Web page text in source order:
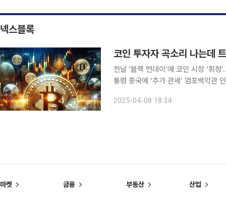
넥스블록
코인 투자자 곡소리 나는데
전날 ‘블랙 먼데이’에 코인 시장 ‘휘
통령 중국에 ‘추가 관세’ 엄포백악관
상자산 시장과 아시아 증시를 뒤흔들
2025-04-08 18:34
마켓 금융 부동산 산업